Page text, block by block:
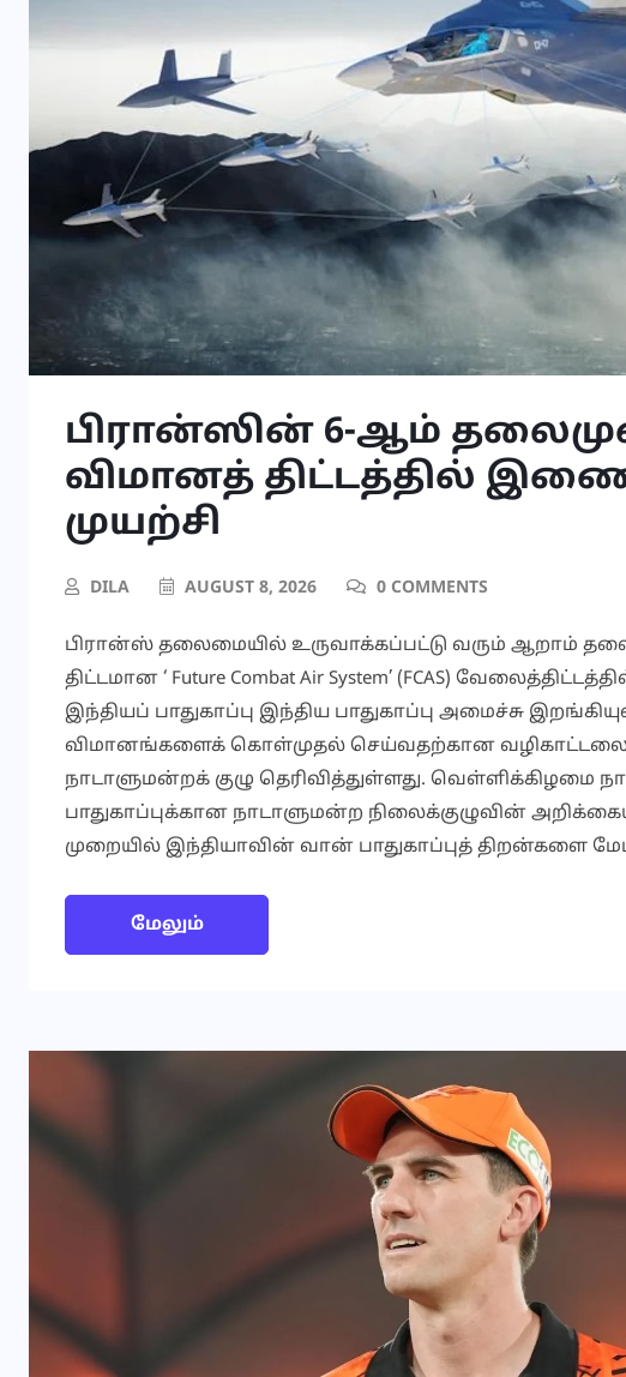
பிரான்ஸின் 6-ஆம்
விமானத் திட்டத்தில்
முயற்சி
DILA AUGUST 8, 2026 0 COMMENTS
பிரான்ஸ் தலைமையில் உருவாக்கப்பட்டு வரும் ஆறாம்
திட்டமான ‘ Future Combat Air System’ (FCAS)
இந்தியப் பாதுகாப்பு இந்திய பாதுகாப்பு அமைச்சு
விமானங்களைக் கொள்முதல் செய்வதற்கான
நாடாளுமன்றக் குழு தெரிவித்துள்ளது. வெள்ளிக்கிழமை
பாதுகாப்புக்கான நாடாளுமன்ற நிலைக்குழுவின்
முறையில் இந்தியாவின் வான் பாதுகாப்புத் திறன்களை
மேலும்